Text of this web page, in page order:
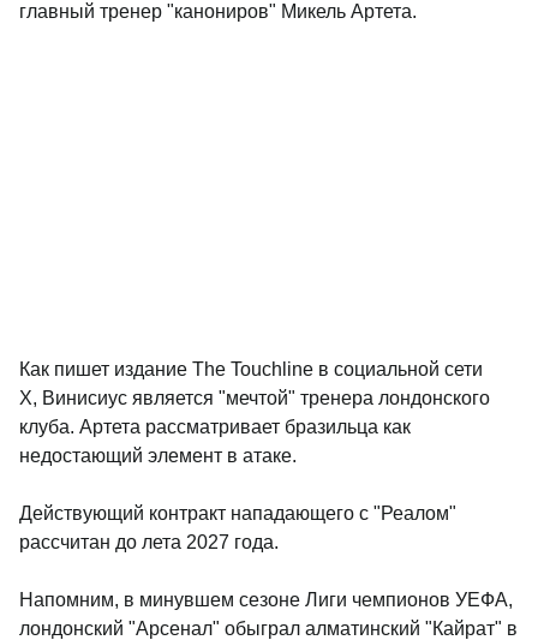
главный тренер "канониров" Микель Артета.
Как пишет издание The Touchline в социальной сети
Х, Винисиус является "мечтой" тренера лондонского
клуба. Артета рассматривает бразильца как
недостающий элемент в атаке.
Действующий контракт нападающего с "Реалом"
рассчитан до лета 2027 года.
Напомним, в минувшем сезоне Лиги чемпионов УЕФА,
лондонский "Арсенал" обыграл алматинский "Кайрат" в